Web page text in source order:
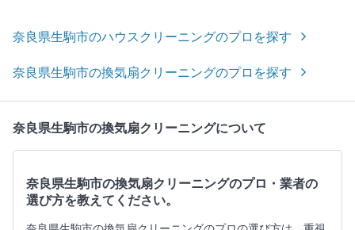
奈良県生駒市のハウスクリーニングのプロを探す
奈良県生駒市の換気扇クリーニングのプロを探す
奈良県生駒市の換気扇クリーニングについて
奈良県生駒市の換気扇クリーニングのプロ・業者の
選び方を教えてください。